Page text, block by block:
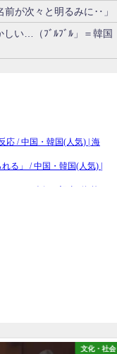
が次々と明るみに‥」
い…（ﾌﾞﾙﾌﾞﾙ」＝韓国
文化・社会